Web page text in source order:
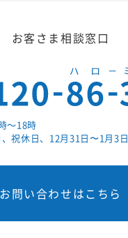
お客さま相談窓口
～18時
祝休日、12月31日〜1月3日
お問い合わせはこちら